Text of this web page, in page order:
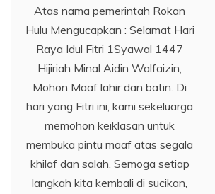
Atas nama pemerintah Rokan
Hulu Mengucapkan : Selamat Hari
Raya Idul Fitri 1Syawal 1447
Hijiriah Minal Aidin Walfaizin,
Mohon Maaf lahir dan batin. Di
hari yang Fitri ini, kami sekeluarga
memohon keiklasan untuk
membuka pintu maaf atas segala
khilaf dan salah. Semoga setiap
langkah kita kembali di sucikan,